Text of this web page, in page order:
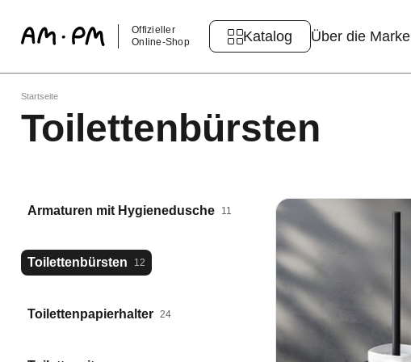
Offizieller
Online-Shop
Katalog Über die Marke
Startseite
Toilettenbürsten
Armaturen mit Hygienedusche 11
Toilettenbürsten 12
Toilettenpapierhalter 24